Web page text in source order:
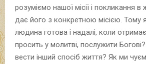
розуміємо нашої місії і покликання
дає його з конкретною місією. Тому
людина готова і надалі, коли
просить у молитві, послужити
вести інший спосіб життя? Як ми